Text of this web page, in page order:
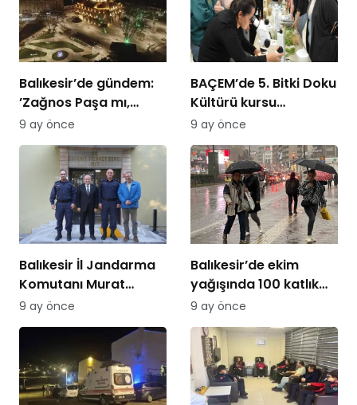
Balıkesir’de gündem:
’Zağnos Paşa mı,
İsmet Paşa mı
9 ay önce
BAÇEM’de 5. Bitki Doku
Kültürü kursu
tamamlandı
9 ay önce
Balıkesir İl Jandarma
Komutanı Murat
Özer’den Edremit
Ticaret Odasına
9 ay önce
Balıkesir’de ekim
yağışında 100 katlık
artış
9 ay önce